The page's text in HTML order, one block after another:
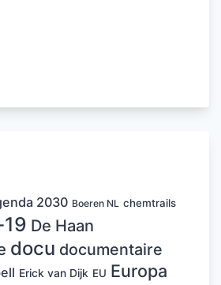
2030 Boeren NL chemtrails
De Haan
docu documentaire
Erick van Dijk EU Europa